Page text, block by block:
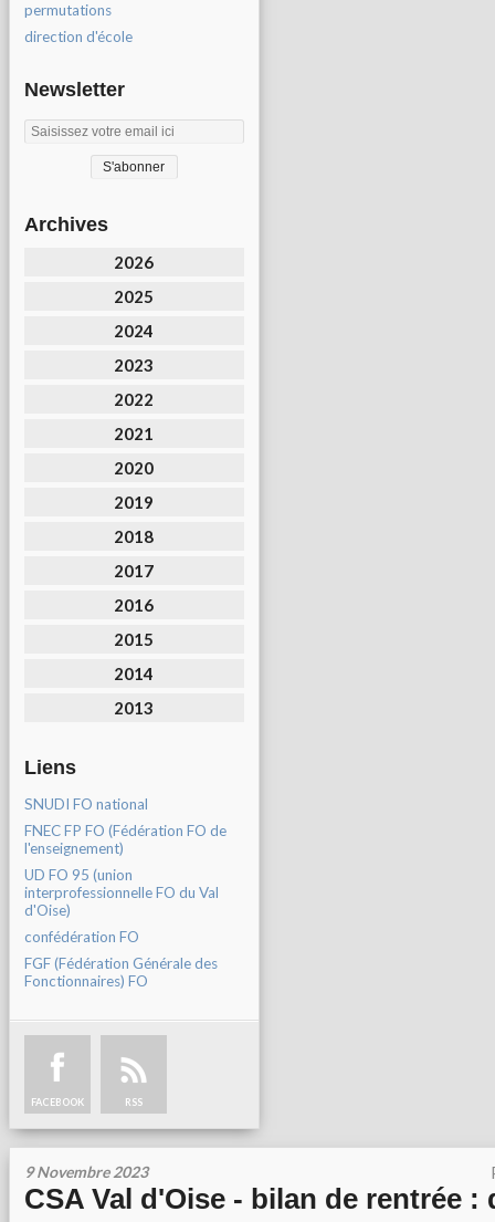
permutations
direction d'école
Newsletter
Archives
2026
2025
2024
2023
2022
2021
2020
2019
2018
2017
2016
2015
2014
2013
Liens
SNUDI FO national
FNEC FP FO (Fédération FO de
l'enseignement)
UD FO 95 (union
interprofessionnelle FO du Val
d'Oise)
confédération FO
FGF (Fédération Générale des
Fonctionnaires) FO
FACEBOOK RSS
9 Novembre 2023
CSA Val d'Oise - bilan de rentrée :